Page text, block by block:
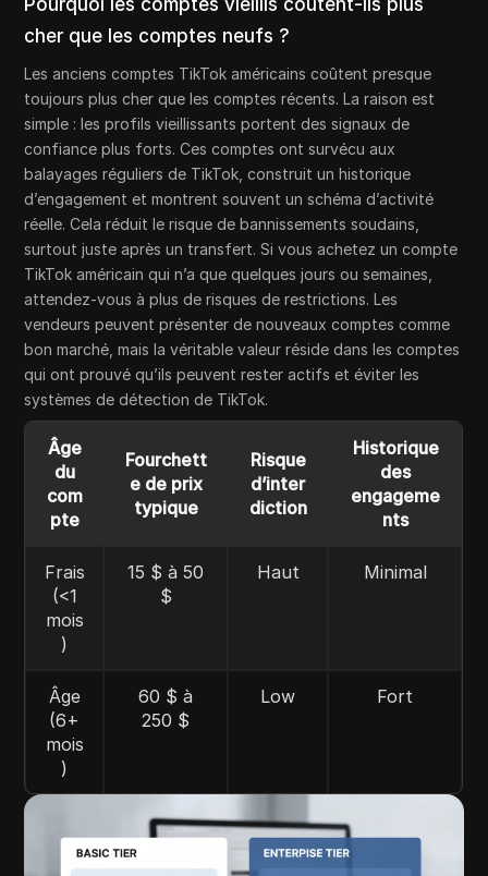
cher que les comptes neufs ?
Les anciens comptes TikTok américains coûtent presque
toujours plus cher que les comptes récents. La raison est
simple : les profils vieillissants portent des signaux de
confiance plus forts. Ces comptes ont survécu aux
balayages réguliers de TikTok, construit un historique
d’engagement et montrent souvent un schéma d’activité
réelle. Cela réduit le risque de bannissements soudains,
surtout juste après un transfert. Si vous achetez un compte
TikTok américain qui n’a que quelques jours ou semaines,
attendez-vous à plus de risques de restrictions. Les
vendeurs peuvent présenter de nouveaux comptes comme
bon marché, mais la véritable valeur réside dans les comptes
qui ont prouvé qu’ils peuvent rester actifs et éviter les
systèmes de détection de TikTok.
Âge
du
com
pte
Fourchett
e de prix
typique
Risque
d’inter
diction
Historique
des
engageme
nts
Frais
(<1
mois
)
15 $ à 50
$
Haut Minimal
Âge
(6+
mois
)
60 $ à
250 $
Low Fort